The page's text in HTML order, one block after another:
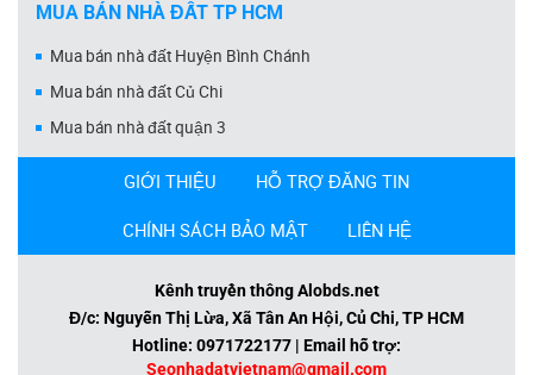
MUA BÁN NHÀ ĐẤT TP HCM
Mua bán nhà đất Huyện Bình Chánh
Mua bán nhà đất Củ Chi
Mua bán nhà đất quận 3
GIỚI THIỆU HỖ TRỢ ĐĂNG TIN
CHÍNH SÁCH BẢO MẬT LIÊN HỆ
Kênh truyền thông Alobds.net
Đ/c: Nguyễn Thị Lừa, Xã Tân An Hội, Củ Chi, TP HCM
Hotline: 0971722177 | Email hỗ trợ:
Seonhadatvietnam@gmail.com